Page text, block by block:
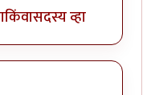
किंवासदस्य व्हा